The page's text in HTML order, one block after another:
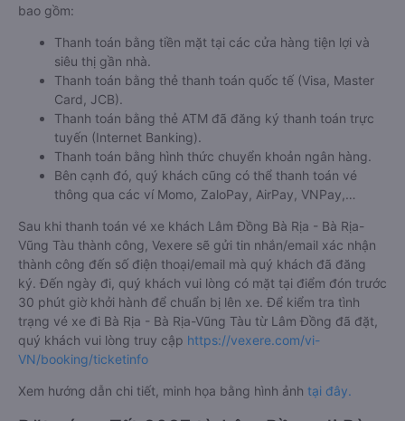
bao gồm:
Thanh toán bằng tiền mặt tại các cửa hàng tiện lợi và
siêu thị gần nhà.
Thanh toán bằng thẻ thanh toán quốc tế (Visa, Master
Card, JCB).
Thanh toán bằng thẻ ATM đã đăng ký thanh toán trực
tuyến (Internet Banking).
Thanh toán bằng hình thức chuyển khoản ngân hàng.
Bên cạnh đó, quý khách cũng có thể thanh toán vé
thông qua các ví Momo, ZaloPay, AirPay, VNPay,…
Sau khi thanh toán vé xe khách Lâm Đồng Bà Rịa - Bà Rịa-
Vũng Tàu thành công, Vexere sẽ gửi tin nhắn/email xác nhận
thành công đến số điện thoại/email mà quý khách đã đăng
ký. Đến ngày đi, quý khách vui lòng có mặt tại điểm đón trước
30 phút giờ khởi hành để chuẩn bị lên xe. Để kiểm tra tình
trạng vé xe đi Bà Rịa - Bà Rịa-Vũng Tàu từ Lâm Đồng đã đặt,
quý khách vui lòng truy cập https://vexere.com/vi-
VN/booking/ticketinfo
Xem hướng dẫn chi tiết, minh họa bằng hình ảnh tại đây.